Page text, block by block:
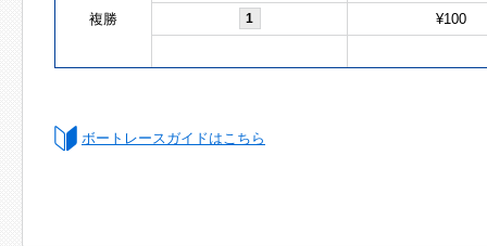
複勝 1 ¥100
ボートレースガイドはこちら